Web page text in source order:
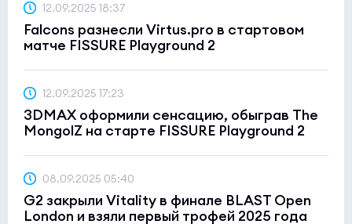
12.09.2025 18:37
Falcons разнесли Virtus.pro в стартовом
матче FISSURE Playground 2
12.09.2025 17:23
3DMAX оформили сенсацию, обыграв The
MongolZ на старте FISSURE Playground 2
08.09.2025 05:40
G2 закрыли Vitality в финале BLAST Open
London и взяли первый трофей 2025 года